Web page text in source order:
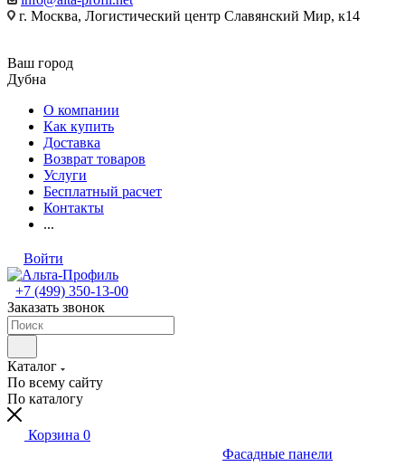
г. Москва, Логистический центр Славянский Мир, к14
Ваш город
Дубна
О компании
Как купить
Доставка
Возврат товаров
Услуги
Бесплатный расчет
Контакты
...
Войти
+7 (499) 350-13-00
Заказать звонок
Каталог
По всему сайту
По каталогу
Корзина 0
Фасадные панели